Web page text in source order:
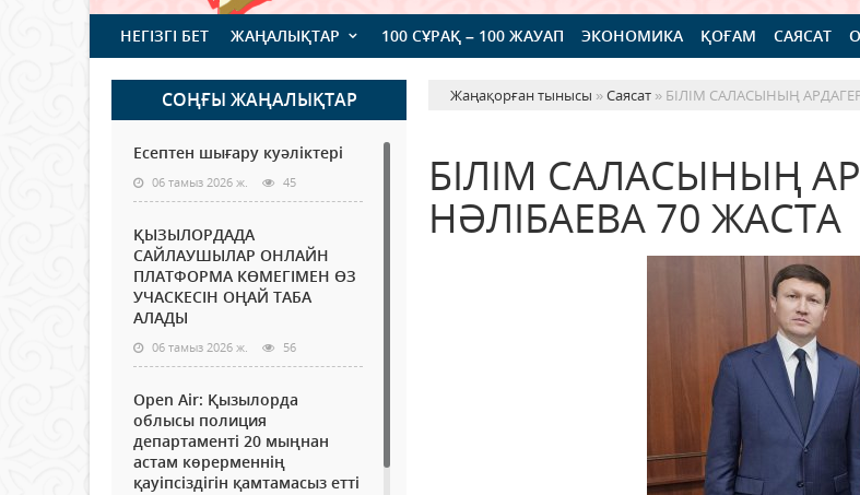
НЕГІЗГІ БЕТ ЖАҢАЛЫҚТАР 100 СҰРАҚ – 100 ЖАУАП ЭКОНОМИКА ҚОҒАМ САЯСАТ
СОҢҒЫ ЖАҢАЛЫҚТАР
Есептен шығару куәліктері
06 тамыз 2026 ж. 45
ҚЫЗЫЛОРДАДА
САЙЛАУШЫЛАР ОНЛАЙН
ПЛАТФОРМА КӨМЕГІМЕН ӨЗ
УЧАСКЕСІН ОҢАЙ ТАБА
АЛАДЫ
06 тамыз 2026 ж. 56
Open Air: Қызылорда
облысы полиция
департаменті 20 мыңнан
астам көрерменнің
қауіпсіздігін қамтамасыз етті
Жаңақорған тынысы »Саясат » БІЛІМ САЛАСЫНЫҢ
БІЛІМ САЛАСЫНЫҢ
НӘЛІБАЕВА 70 ЖАСТА